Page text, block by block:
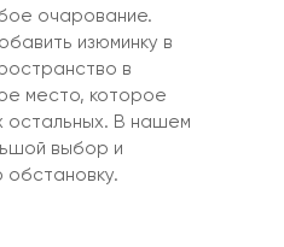
очарование.
изюминку в
в
место, которое
остальных. В нашем
выбор и